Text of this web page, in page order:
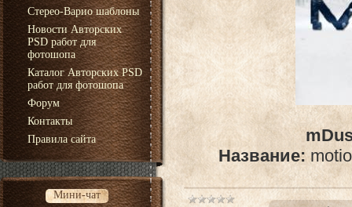
Стерео-Варио шаблоны
Новости Авторских
PSD работ для
фотошопа
Каталог Авторских PSD
работ для фотошопа
Форум
Контакты
Правила сайта
Мини-чат
Название: